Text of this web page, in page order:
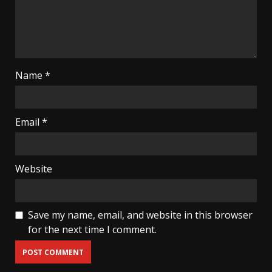
Name *
Email *
Website
Save my name, email, and website in this browser
for the next time I comment.